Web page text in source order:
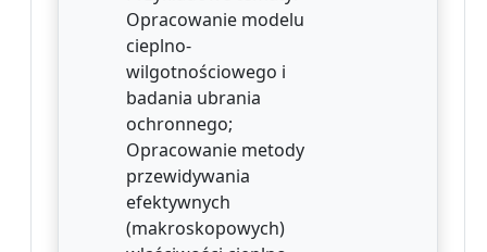
Opracowanie modelu
cieplno-
wilgotnościowego i
badania ubrania
ochronnego;
Opracowanie metody
przewidywania
efektywnych
(makroskopowych)